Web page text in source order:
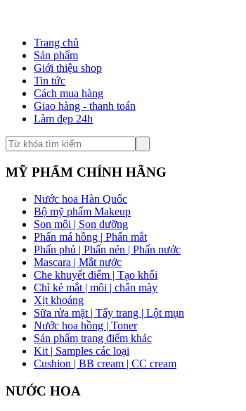
Trang chủ
Sản phẩm
Giới thiệu shop
Tin tức
Cách mua hàng
Giao hàng - thanh toán
Làm đẹp 24h
MỸ PHẨM CHÍNH HÃNG
Nước hoa Hàn Quốc
Bộ mỹ phẩm Makeup
Son môi | Son dưỡng
Phấn má hồng | Phấn mắt
Phấn phủ | Phấn nén | Phấn nước
Mascara | Mắt nước
Che khuyết điểm | Tạo khối
Chì kẻ mắt | môi | chân mày
Xịt khoáng
Sữa rửa mặt | Tẩy trang | Lột mụn
Nước hoa hồng | Toner
Sản phẩm trang điểm khác
Kit | Samples các loại
Cushion | BB cream | CC cream
NƯỚC HOA